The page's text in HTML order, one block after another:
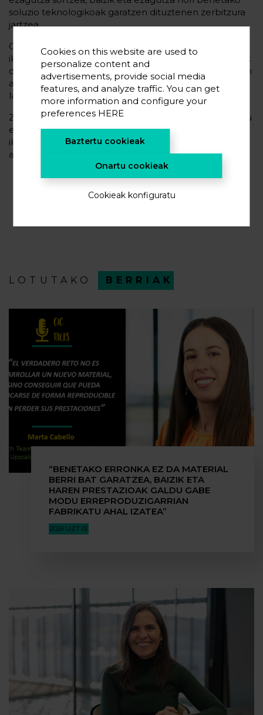
soluzio teknologikoak garatzen dituztenen zerbitzura
jartzea.
Gure ikuspegia da plataforma berri hau eta gure
ikuspegi aholkularia uztartuz, aurkikuntza disruptiboak
denbora errekorrean egitea posible izatea, proiektuen
arrakasta-tasa handitzea eta diziplina arteko
lankidetzarako bide berriak irekitzea.
Zerbitzu honek ez du laborategia ordezkatzen: indartu
egiten du. Esploratu beharreko eremuak argiago
ikusteko mapa bat edukitzea bezalakoa da, arrakasta-
aukerarik handienarekin eta denbora laburragoan.
LOTUTAKO BERRIAK
“BENETAKO ERRONKA EZ DA MATERIAL
BERRI BAT GARATZEA, BAIZIK ETA
HAREN PRESTAZIOAK GALDU GABE
MODU ERREPRODUZIGARRIAN
FABRIKATU AHAL IZATEA”
2026 UZT 01
Cookies on this website are used to
personalize content and
advertisements, provide social media
features, and analyze traffic. You can get
more information and configure your
preferences HERE
Baztertu cookieak
Onartu cookieak
Cookieak konfiguratu